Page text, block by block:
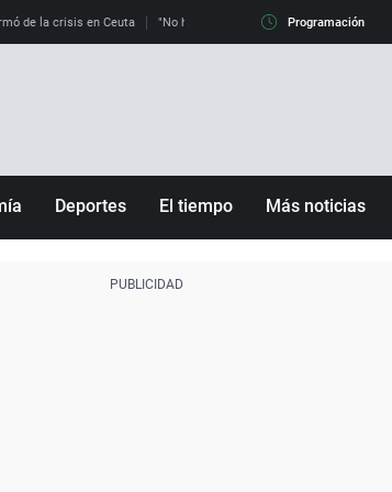
de la crisis en Ceuta "No hay mafias, que no nos engañen":
Programación
Deportes El tiempo Más noticias